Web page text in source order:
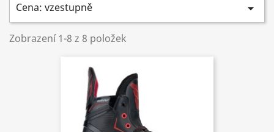
Cena: vzestupně 
Zobrazení 1-8 z 8 položek